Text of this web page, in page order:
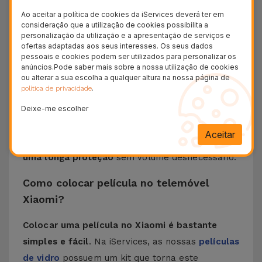
partir de materiais de alta qualidade, a
Película
Xiaomiassegura proteção, mas também a
melhor clareza de visualização sem esquecer a
sensibilidade do toque.
Na iServices encontrapelículas compatíveis
com vários modelos
, como o Redmi Note 13,
Poco F3, Xiaomi 13, entre outros.
Independentemente do seu modelo de telemóvel
ajuste é perfeito com a garantia de
uma longa proteçãosem volume desnecessário.
Como colocar película no telemóvel
Xiaomi?
Colocar uma película no Xiaomi é bastante
simples e fácil. Na iServices, as nossas películas
de vidro possuem um kit que torna este
Ao aceitar a política de cookies da iServices deverá ter em
consideração que a utilização de cookies possibilita a
personalização da utilização e a apresentação de serviços e
ofertas adaptadas aos seus interesses. Os seus dados
pessoais e cookies podem ser utilizados para personalizar os
anúncios.Pode saber mais sobre a nossa utilização de cookies
ou alterar a sua escolha a qualquer altura na nossa página de
política de privacidade.
Deixe-me escolher
Aceitar